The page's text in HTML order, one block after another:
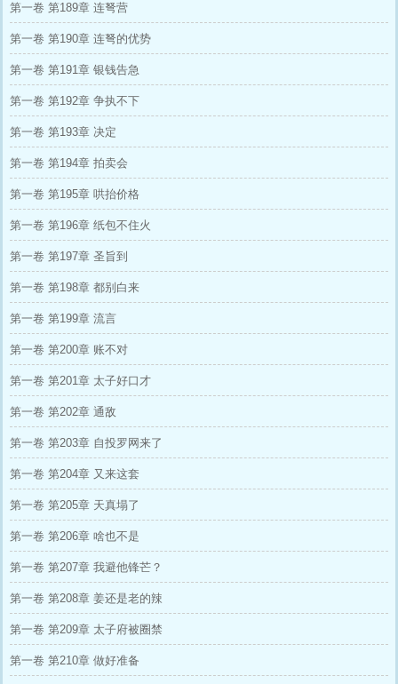
第一卷 第189章 连弩营
第一卷 第190章 连弩的优势
第一卷 第191章 银钱告急
第一卷 第192章 争执不下
第一卷 第193章 决定
第一卷 第194章 拍卖会
第一卷 第195章 哄抬价格
第一卷 第196章 纸包不住火
第一卷 第197章 圣旨到
第一卷 第198章 都别白来
第一卷 第199章 流言
第一卷 第200章 账不对
第一卷 第201章 太子好口才
第一卷 第202章 通敌
第一卷 第203章 自投罗网来了
第一卷 第204章 又来这套
第一卷 第205章 天真塌了
第一卷 第206章 啥也不是
第一卷 第207章 我避他锋芒？
第一卷 第208章 姜还是老的辣
第一卷 第209章 太子府被圈禁
第一卷 第210章 做好准备